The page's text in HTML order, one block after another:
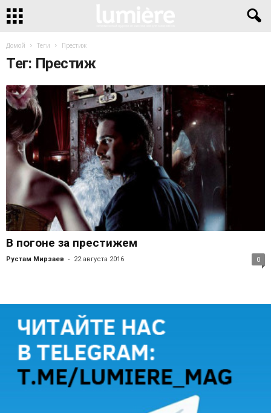
Домой Теги Престиж
Тег: Престиж
В погоне за престижем
Рустам Мирзаев - 22 августа 2016 0